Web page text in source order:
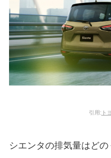
引用: ト
シエンタの排気量はどの